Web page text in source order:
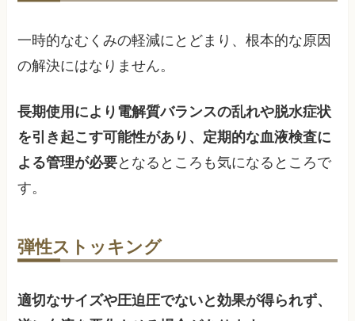
一時的なむくみの軽減にとどまり、根本的な原因
の解決にはなりません。
長期使用により電解質バランスの乱れや脱水症状
を引き起こす可能性があり、定期的な血液検査に
よる管理が必要となるところも気になるところで
す。
弾性ストッキング
適切なサイズや圧迫圧でないと効果が得られず、